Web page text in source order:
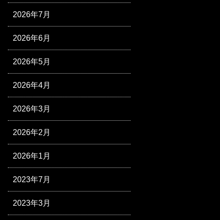
2026年7月
2026年6月
2026年5月
2026年4月
2026年3月
2026年2月
2026年1月
2023年7月
2023年3月